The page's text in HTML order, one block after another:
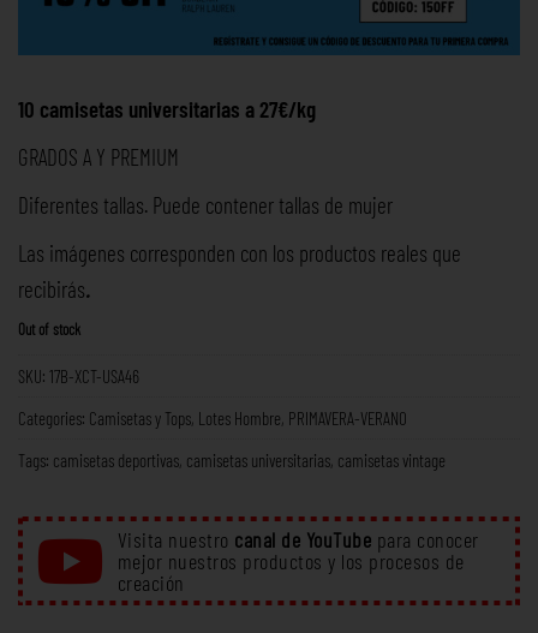
10 camisetas universitarias a 27€/kg
GRADOS A Y PREMIUM
Diferentes tallas. Puede contener tallas de mujer
Las imágenes corresponden con los productos reales que
recibirás.
Out of stock
SKU: 17B-XCT-USA46
Categories: Camisetas y Tops Lotes Hombre PRIMAVERA-VERANO
Tags: camisetas deportivas camisetas universitarias camisetas vintage
Visita nuestro canal de YouTube para conocer
mejor nuestros productos y los procesos de
creación